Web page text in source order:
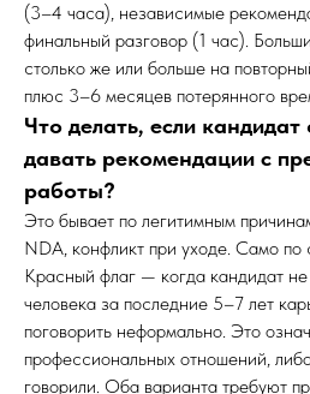
(3–4 часа), независимые
финальный разговор (1 час).
столько же или больше на
плюс 3–6 месяцев потерянного
Что делать, если кандидат
давать рекомендации с
работы?
Это бывает по легитимным
NDA, конфликт при уходе. Само
Красный флаг — когда кандидат
человека за последние 5–7 лет
поговорить неформально. Это
профессиональных отношений,
говорили. Оба варианта требуют